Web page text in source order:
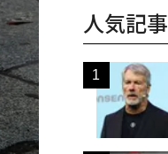
人気記事